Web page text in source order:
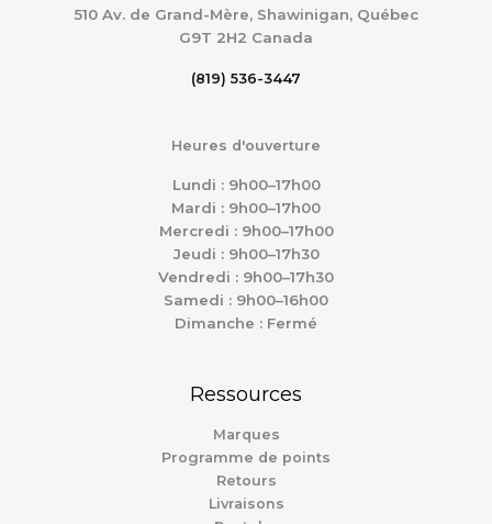
510 Av. de Grand-Mère, Shawinigan, Québec
G9T 2H2 Canada
(819) 536-3447
Heures d'ouverture
Lundi : 9h00–17h00
Mardi : 9h00–17h00
Mercredi : 9h00–17h00
Jeudi : 9h00–17h30
Vendredi : 9h00–17h30
Samedi : 9h00–16h00
Dimanche : Fermé
Ressources
Marques
Programme de points
Retours
Livraisons